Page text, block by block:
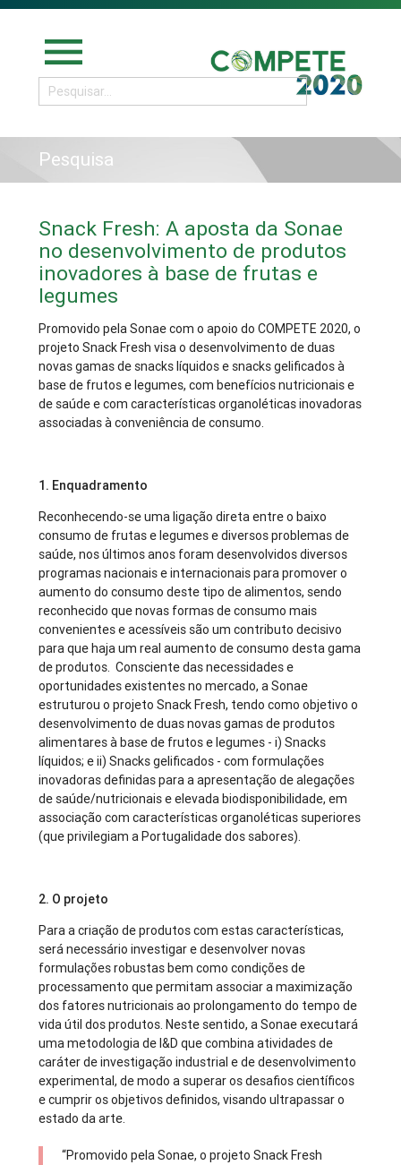
menu
Pesquisa
Snack Fresh: A aposta da Sonae
no desenvolvimento de produtos
inovadores à base de frutas e
legumes
Promovido pela Sonae com o apoio do COMPETE 2020, o
projeto Snack Fresh visa o desenvolvimento de duas
novas gamas de snacks líquidos e snacks gelificados à
base de frutos e legumes, com benefícios nutricionais e
de saúde e com características organoléticas inovadoras
associadas à conveniência de consumo.
1. Enquadramento
Reconhecendo-se uma ligação direta entre o baixo
consumo de frutas e legumes e diversos problemas de
saúde, nos últimos anos foram desenvolvidos diversos
programas nacionais e internacionais para promover o
aumento do consumo deste tipo de alimentos, sendo
reconhecido que novas formas de consumo mais
convenientes e acessíveis são um contributo decisivo
para que haja um real aumento de consumo desta gama
de produtos. Consciente das necessidades e
oportunidades existentes no mercado, a Sonae
estruturou o projeto Snack Fresh, tendo como objetivo o
desenvolvimento de duas novas gamas de produtos
alimentares à base de frutos e legumes - i) Snacks
líquidos; e ii) Snacks gelificados - com formulações
inovadoras definidas para a apresentação de alegações
de saúde/nutricionais e elevada biodisponibilidade, em
associação com características organoléticas superiores
(que privilegiam a Portugalidade dos sabores).
2. O projeto
Para a criação de produtos com estas características,
será necessário investigar e desenvolver novas
formulações robustas bem como condições de
processamento que permitam associar a maximização
dos fatores nutricionais ao prolongamento do tempo de
vida útil dos produtos. Neste sentido, a Sonae executará
uma metodologia de I&D que combina atividades de
caráter de investigação industrial e de desenvolvimento
experimental, de modo a superar os desafios científicos
e cumprir os objetivos definidos, visando ultrapassar o
estado da arte.
“Promovido pela Sonae, o projeto Snack Fresh